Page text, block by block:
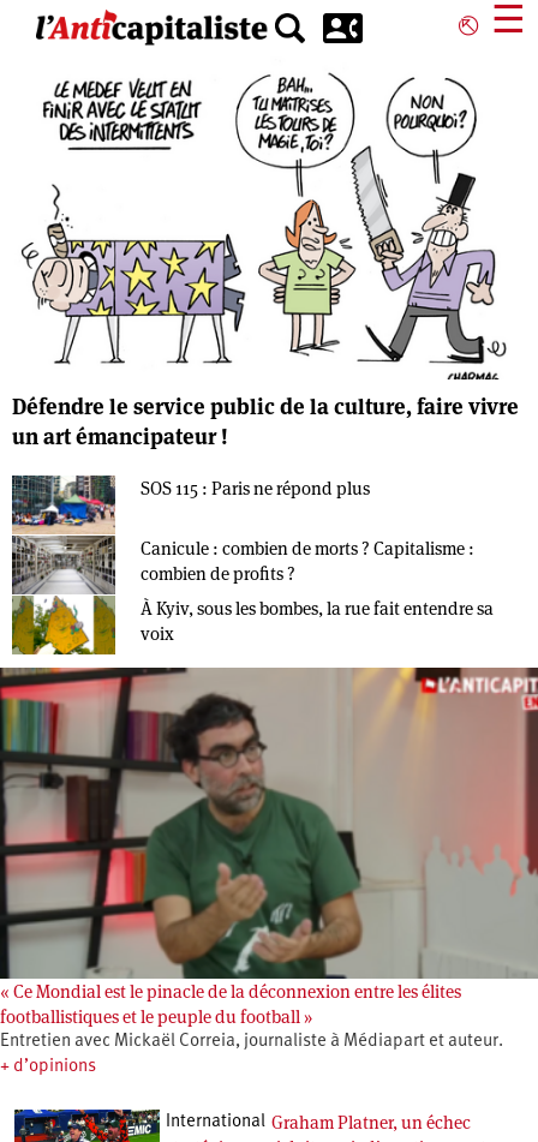
principal
⎋ ☰
Défendre le service public de la culture, faire vivre
un art émancipateur !
SOS 115 : Paris ne répond plus
Canicule : combien de morts ? Capitalisme :
combien de profits ?
À Kyiv, sous les bombes, la rue fait entendre sa
voix
« Ce Mondial est le pinacle de la déconnexion entre les élites
footballistiques et le peuple du football »
Entretien avec Mickaël Correia, journaliste à Médiapart et auteur.
+ d’opinions
International Graham Platner, un échec